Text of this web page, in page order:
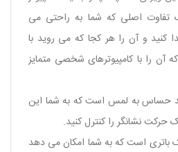
تفاوت اصلی که شما به راحتی می
کنید و آن را هر کجا که می روید با
آن را با کامپیوترهای شخصی متمایز
حساس به لمس است که به شما این
حرکت نشانگر را کنترل کنید.
باتری است که به شما امکان می ‌دهد